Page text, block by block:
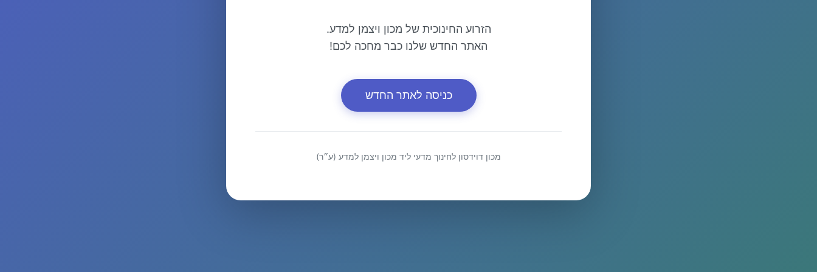
הזרוע החינוכית של מכון ויצמן למדע.
האתר החדש שלנו כבר מחכה לכם!
כניסה לאתר החדש
מכון דוידסון לחינוך מדעי ליד מכון ויצמן למדע (ע״ר)